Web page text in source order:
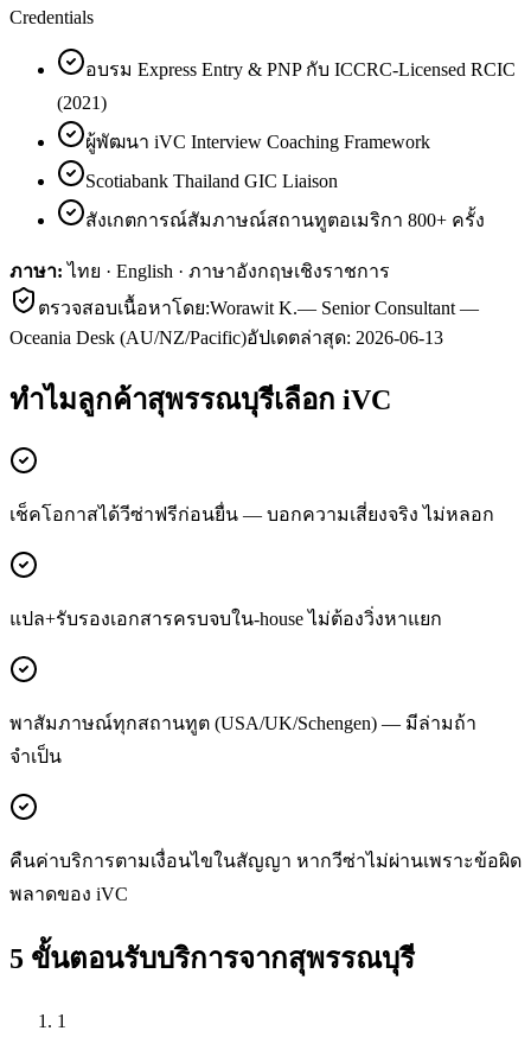
Credentials
อบรม Express Entry & PNP กับ ICCRC-Licensed RCIC
(2021)
ผู้พัฒนา iVC Interview Coaching Framework
Scotiabank Thailand GIC Liaison
สังเกตการณ์สัมภาษณ์สถานทูตอเมริกา 800+ ครั้ง
ภาษา: ไทย · English · ภาษาอังกฤษเชิงราชการ
ตรวจสอบเนื้อหาโดย:Worawit K.— Senior Consultant —
Oceania Desk (AU/NZ/Pacific)อัปเดตล่าสุด: 2026-06-13
ทำไมลูกค้าสุพรรณบุรีเลือก iVC
เช็คโอกาสได้วีซ่าฟรีก่อนยื่น — บอกความเสี่ยงจริง ไม่หลอก
แปล+รับรองเอกสารครบจบใน-house ไม่ต้องวิ่งหาแยก
พาสัมภาษณ์ทุกสถานทูต (USA/UK/Schengen) — มีล่ามถ้า
จำเป็น
คืนค่าบริการตามเงื่อนไขในสัญญา หากวีซ่าไม่ผ่านเพราะข้อผิด
พลาดของ iVC
5 ขั้นตอนรับบริการจากสุพรรณบุรี
1